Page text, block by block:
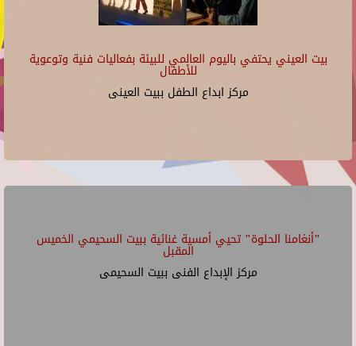
بيت العيني يحتفي باليوم العالمي للبيئة بفعاليات فنية وتوعوية
للأطفال
مركز ابداع الطفل ببيت العينى
"أنغامنا الحلوة" تحيي أمسية غنائية ببيت السحيمي الخميس
المقبل
مركز الإبداع الفنى ببيت السحيمى